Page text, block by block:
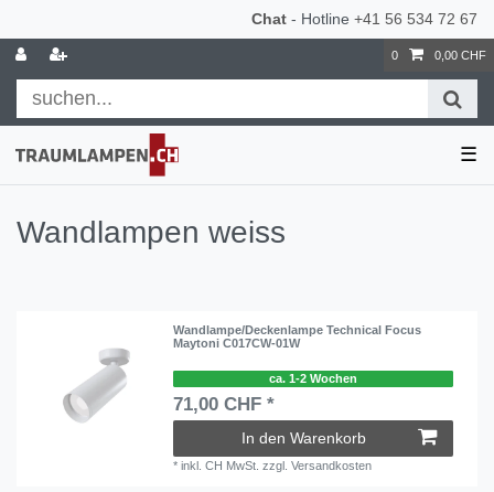
Chat - Hotline +41 56 534 72 67
0 0,00 CHF
☰
Wandlampen weiss
Wandlampe/Deckenlampe Technical Focus
Maytoni C017CW-01W
ca. 1-2 Wochen
71,00 CHF *
In den Warenkorb
*inkl. CH MwSt. zzgl.Versandkosten